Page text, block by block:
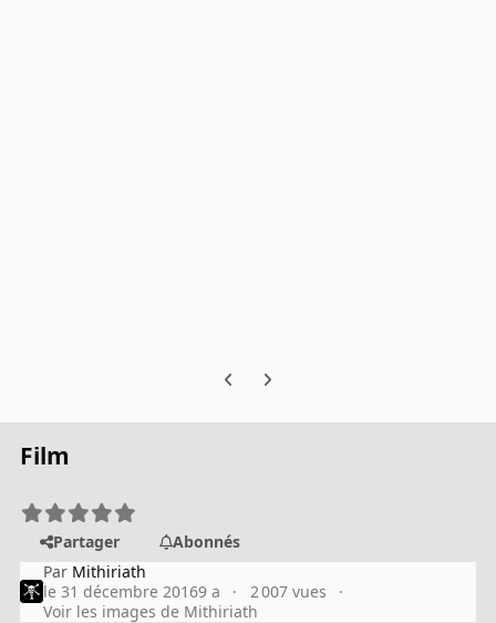
Previous carousel slide
Next carousel slide
Film
Partager
Abonnés
Par Mithiriath
le 31 décembre 20169 a
2 007 vues
Voir les images de Mithiriath